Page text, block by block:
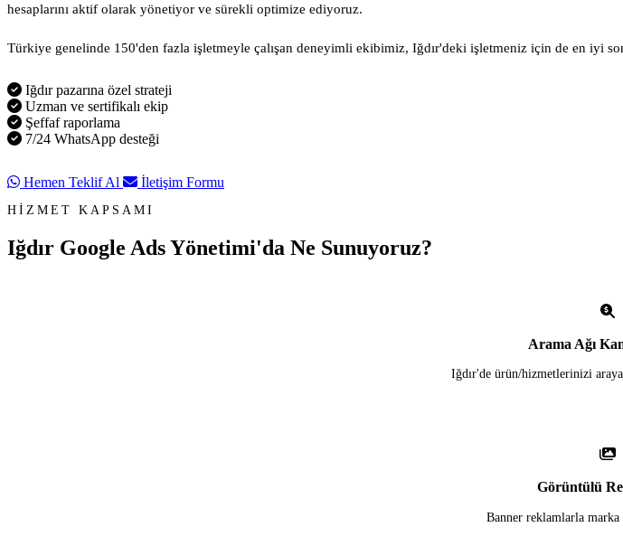
hesaplarını aktif olarak yönetiyor ve sürekli optimize ediyoruz.
Türkiye genelinde 150'den fazla işletmeyle çalışan deneyimli ekibimiz, Iğdır'deki işletmeniz için de en iyi
Iğdır pazarına özel strateji
Uzman ve sertifikalı ekip
Şeffaf raporlama
7/24 WhatsApp desteği
Hemen Teklif Al İletişim Formu
HİZMET KAPSAMI
Iğdır Google Ads Yönetimi'da Ne Sunuyoruz?
Arama Ağı
Iğdır'de ürün/hizmetlerinizi
Görüntülü
Banner reklamlarla